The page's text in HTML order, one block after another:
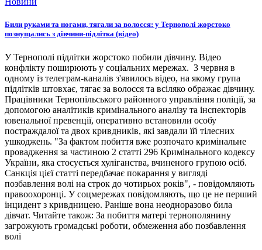
Били руками та ногами, тягали за волосся: у Тернополі жорстоко
познущались з дівчини-підлітка (відео)
У Тернополі підлітки жорстоко побили дівчину. Відео
конфлікту поширюють у соціальних мережах. 3 червня в
одному із телеграм-каналів з'явилось відео, на якому група
підлітків штовхає, тягає за волосся та всіляко ображає дівчину.
Працівники Тернопільського районного управління поліції, за
допомогою аналітиків кримінального аналізу та інспекторів
ювенальної превенції, оперативно встановили особу
постраждалої та двох кривдників, які завдали їй тілесних
ушкоджень. "За фактом побиття вже розпочато кримінальне
провадження за частиною 2 статті 296 Кримінального кодексу
України, яка стосується хуліганства, вчиненого групою осіб.
Санкція цієї статті передбачає покарання у вигляді
позбавлення волі на строк до чотирьох років", - повідомляють
правоохоронці. У соцмережах повідомляють, що це не перший
інцидент з кривдницею. Раніше вона неодноразово била
дівчат. Читайте також: За побиття матері тернополянину
загрожують громадські роботи, обмеження або позбавлення
волі